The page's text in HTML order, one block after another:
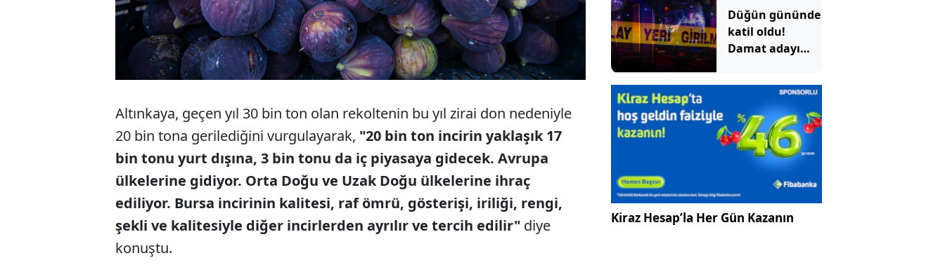
Altınkaya, geçen yıl 30 bin ton olan rekoltenin bu yıl zirai don nedeniyle
20 bin tona gerilediğini vurgulayarak, "20 bin ton incirin yaklaşık 17
bin tonu yurt dışına, 3 bin tonu da iç piyasaya gidecek. Avrupa
ülkelerine gidiyor. Orta Doğu ve Uzak Doğu ülkelerine ihraç
ediliyor. Bursa incirinin kalitesi, raf ömrü, gösterişi, iriliği, rengi,
şekli ve kalitesiyle diğer incirlerden ayrılır ve tercih edilir" diye
konuştu.
Pasajı'ndaki
görüntü tepki
çekti
Düğün gününde
katil oldu!
Damat adayı
cezaevine girdi
Kiraz Hesap’la Her Gün Kazanın